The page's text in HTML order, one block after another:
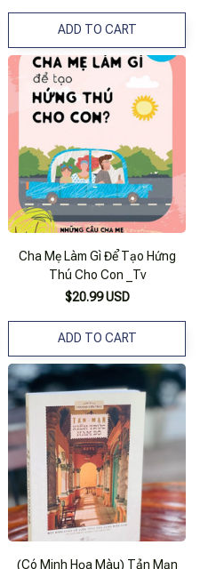
ADD TO CART
Cha Mẹ Làm Gì Để Tạo Hứng
Thú Cho Con _Tv
$20.99 USD
ADD TO CART
(Có Minh Họa Màu) Tản Mạn